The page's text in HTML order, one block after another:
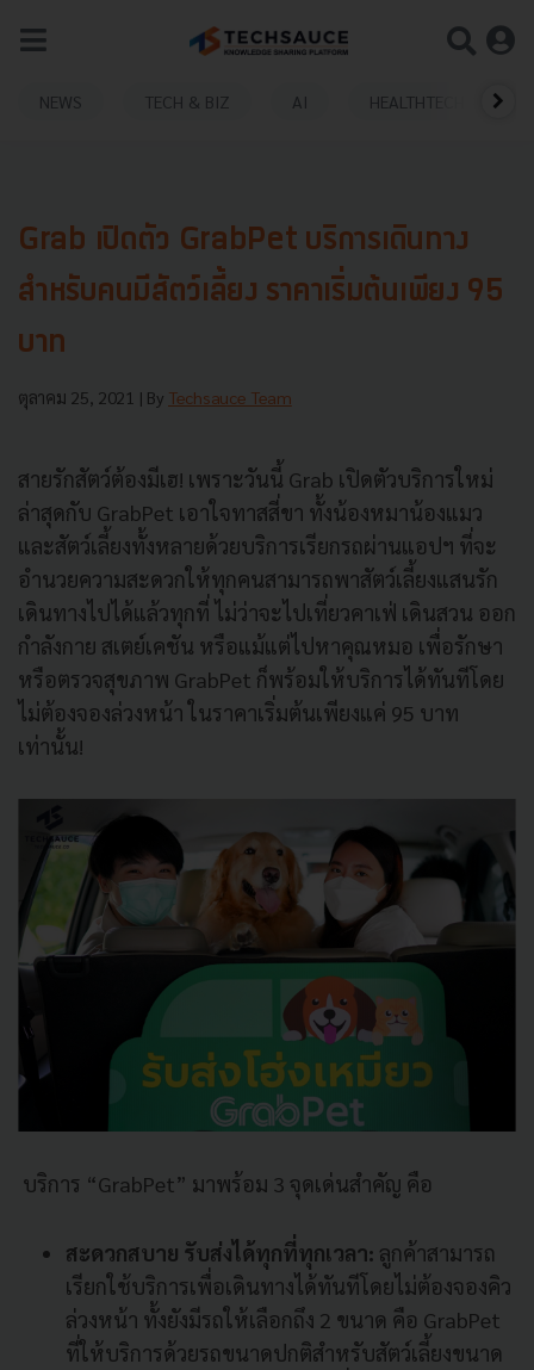
NEWS TECH & BIZ AI HEALTHTECH
Grab เปิดตัว GrabPet บริการเดินทาง
สำหรับคนมีสัตว์เลี้ยง ราคาเริ่มต้นเพียง 95
บาท
ตุลาคม 25, 2021 | By Techsauce Team
สายรักสัตว์ต้องมีเฮ! เพราะวันนี้ Grab เปิดตัวบริการใหม่
ล่าสุดกับ GrabPet เอาใจทาสสี่ขา ทั้งน้องหมาน้องแมว
และสัตว์เลี้ยงทั้งหลายด้วยบริการเรียกรถผ่านแอปฯ ที่จะ
อำนวยความสะดวกให้ทุกคนสามารถพาสัตว์เลี้ยงแสนรัก
เดินทางไปได้แล้วทุกที่ ไม่ว่าจะไปเที่ยวคาเฟ่ เดินสวน ออก
กำลังกาย สเตย์เคชัน หรือแม้แต่ไปหาคุณหมอ เพื่อรักษา
หรือตรวจสุขภาพ GrabPet ก็พร้อมให้บริการได้ทันทีโดย
ไม่ต้องจองล่วงหน้า ในราคาเริ่มต้นเพียงแค่ 95 บาท
เท่านั้น!
บริการ “GrabPet” มาพร้อม 3 จุดเด่นสำคัญ คือ
สะดวกสบาย รับส่งได้ทุกที่ทุกเวลา: ลูกค้าสามารถ
เรียกใช้บริการเพื่อเดินทางได้ทันทีโดยไม่ต้องจองคิว
ล่วงหน้า ทั้งยังมีรถให้เลือกถึง 2 ขนาด คือ GrabPet
ที่ให้บริการด้วยรถขนาดปกติสำหรับสัตว์เลี้ยงขนาด